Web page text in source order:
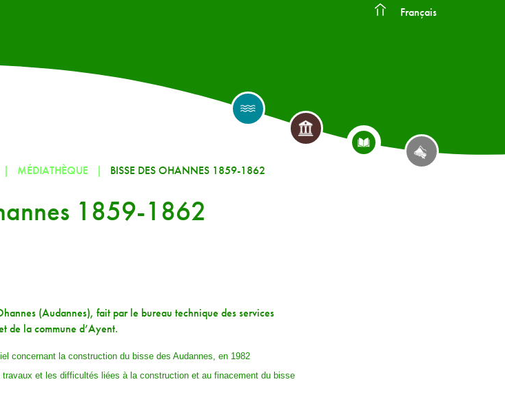
Français
MÉDIATHÈQUE BISSE DES OHANNES 1859-1862
1859-1862
(Audannes), fait par le bureau technique des services
de la commune d’Ayent.
concernant la construction du bisse des Audannes, en 1982
travaux et les difficultés liées à la construction et au finacement du bisse